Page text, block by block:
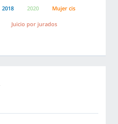
2018 2020 Mujer cis
Juicio por jurados